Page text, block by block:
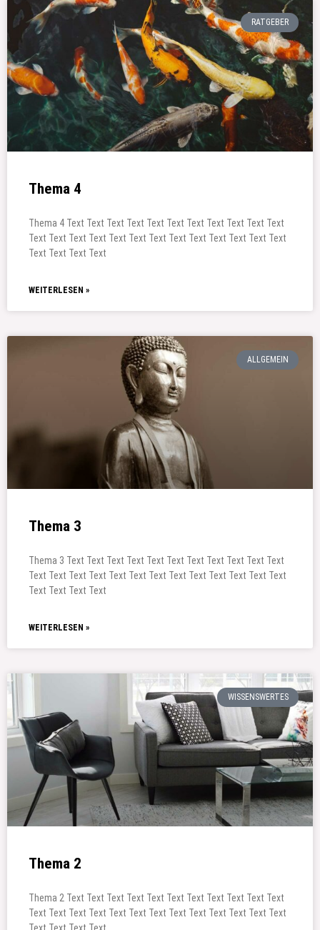
RATGEBER
Thema 4
Thema 4 Text Text Text Text Text Text Text Text Text Text Text
Text Text Text Text Text Text Text Text Text Text Text Text Text
Text Text Text Text
WEITERLESEN »
ALLGEMEIN
Thema 3
Thema 3 Text Text Text Text Text Text Text Text Text Text Text
Text Text Text Text Text Text Text Text Text Text Text Text Text
Text Text Text Text
WEITERLESEN »
WISSENSWERTES
Thema 2
Thema 2 Text Text Text Text Text Text Text Text Text Text Text
Text Text Text Text Text Text Text Text Text Text Text Text Text